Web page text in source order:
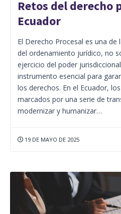
Retos del derecho
Ecuador
El Derecho Procesal es una de
del ordenamiento jurídico, no
ejercicio del poder
instrumento esencial para
los derechos. En el Ecuador,
marcados por una serie de
modernizar y humanizar…
19 DE MAYO DE 2025